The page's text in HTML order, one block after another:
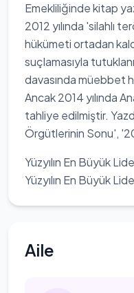
Emekliliğinde kitap
2012 yılında 'silahlı
hükümeti ortadan
suçlamasıyla
davasında müebbet
Ancak 2014 yılında
tahliye edilmiştir.
Örgütlerinin Sonu',
Yüzyılın En Büyük
Yüzyılın En Büyük
Aile